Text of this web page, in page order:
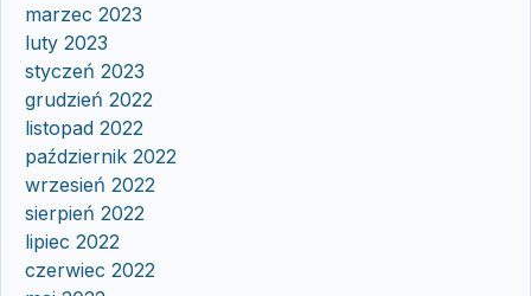
marzec 2023
luty 2023
styczeń 2023
grudzień 2022
listopad 2022
październik 2022
wrzesień 2022
sierpień 2022
lipiec 2022
czerwiec 2022